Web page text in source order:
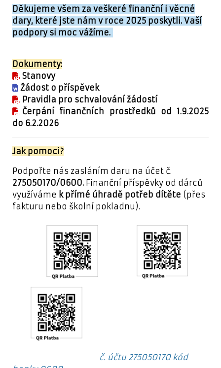
Děkujeme všem za veškeré finanční i věcné
dary, které jste nám v roce 2025 poskytli. Vaší
podpory si moc vážíme.
Dokumenty:
Stanovy
Žádost o příspěvek
Pravidla pro schvalování žádostí
Čerpání finančních prostředků od 1.9.2025
do 6.2.2026
Jak pomoci?
Podpořte nás zasláním daru na účet č.
275050170/0600. Finanční příspěvky od dárců
využíváme k přímé úhradě potřeb dítěte (přes
fakturu nebo školní pokladnu).
č. účtu 275050170 kód